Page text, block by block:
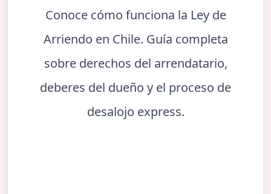
Conoce cómo funciona la Ley de
Arriendo en Chile. Guía completa
sobre derechos del arrendatario,
deberes del dueño y el proceso de
desalojo express.